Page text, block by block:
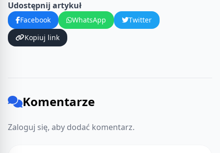
Udostępnij artykuł
Facebook WhatsApp
Twitter
Kopiuj link
Komentarze
Zaloguj się, aby dodać komentarz.